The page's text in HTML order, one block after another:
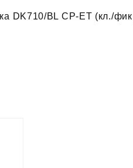
DK710/BL CP-ET (кл./